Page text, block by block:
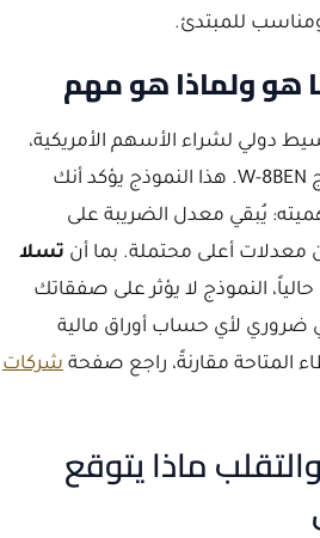
للمبتدئ.
دولي لشراء الأسهم الأمريكية،
ستُطلب منك تعبئة نموذج W-8BEN. هذا النموذج يؤكد أنك
يُبقي معدل الضريبة على
تسلا
حالياً، النموذج لا يؤثر على صفقاتك
ضروري لأي حساب أوراق مالية
المتاحة مقارنةً، راجع صفحة شركات
ماذا يتوقع